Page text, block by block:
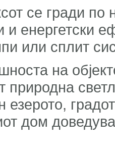
се гради по
и енергетски
или сплит
на
природна
езерото,
дом